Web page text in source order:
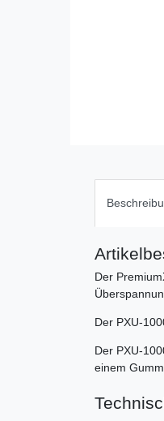
Der
Der PXU-
Der PXU-
einem